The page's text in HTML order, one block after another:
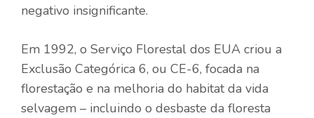
negativo insignificante.
Em 1992, o Serviço Florestal dos EUA criou a
Exclusão Categórica 6, ou CE-6, focada na
florestação e na melhoria do habitat da vida
selvagem – incluindo o desbaste da floresta